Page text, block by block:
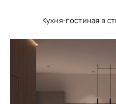
Кухня-гостиная в